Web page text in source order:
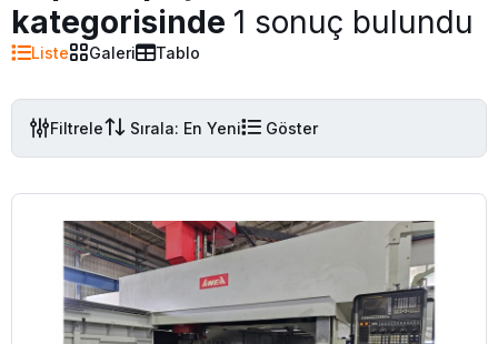
kategorisinde 1 sonuç bulundu
Liste Galeri Tablo
Filtrele Sırala: En Yeni Göster